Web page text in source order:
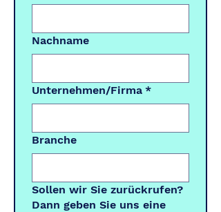
Nachname
Unternehmen/Firma *
Branche
Sollen wir Sie zurückrufen?
Dann geben Sie uns eine